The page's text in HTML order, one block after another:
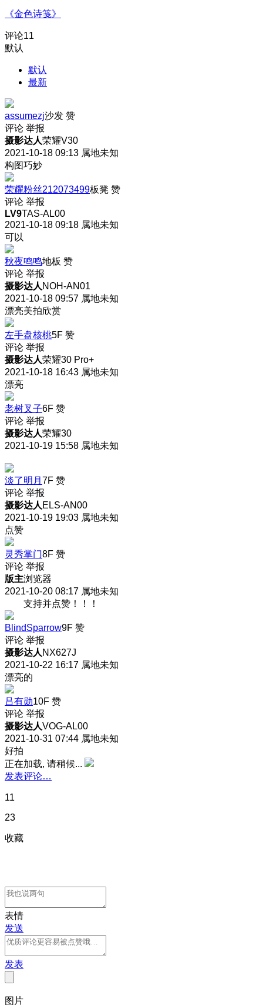
《金色诗笺》
评论11
默认
默认
最新
assumezj沙发 赞
评论 举报
摄影达人荣耀V30
2021-10-18 09:13 属地未知
构图巧妙
荣耀粉丝212073499板凳 赞
评论 举报
LV9TAS-AL00
2021-10-18 09:18 属地未知
可以
秋夜鸣鸣地板 赞
评论 举报
摄影达人 NOH-AN01
2021-10-18 09:57 属地未知
漂亮美拍欣赏
左手盘核桃5F 赞
评论 举报
摄影达人荣耀30 Pro+
2021-10-18 16:43 属地未知
漂亮
老树叉子6F 赞
评论 举报
摄影达人荣耀30
2021-10-19 15:58 属地未知
淡了明月 7F 赞
评论 举报
摄影达人 ELS-AN00
2021-10-19 19:03 属地未知
点赞
灵秀掌门8F 赞
评论 举报
版主浏览器
2021-10-20 08:17 属地未知
支持并点赞！！！
BlindSparrow9F 赞
评论 举报
摄影达人 NX627J
2021-10-22 16:17 属地未知
漂亮的
吕有勋10F 赞
评论 举报
摄影达人VOG-AL00
2021-10-31 07:44 属地未知
好拍
正在加载, 请稍候...
发表评论…
11
23
收藏
表情
发送
发表
图片